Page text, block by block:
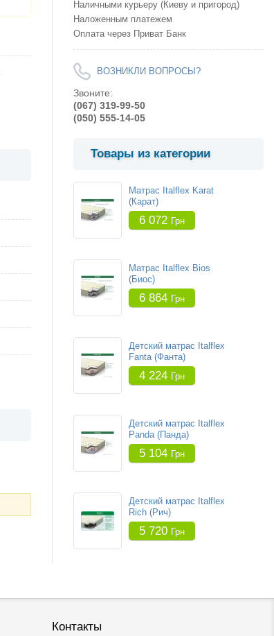
Наличными курьеру (Киеву и пригород)
Наложенным платежем
Оплата через Приват Банк
ВОЗНИКЛИ ВОПРОСЫ?
Звоните:
(067) 319-99-50
(050) 555-14-05
Товары из категории
Матрас Italflex Karat
(Карат)
6 072 Грн
Матрас Italflex Bios
(Биос)
6 864 Грн
Детский матрас Italflex
Fanta (Фанта)
4 224 Грн
Детский матрас Italflex
Panda (Панда)
5 104 Грн
Детский матрас Italflex
Rich (Рич)
5 720 Грн
Контакты